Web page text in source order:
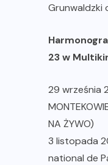
Grunwaldzki
23 w
29 września
NA ŻYWO)
3 listopada
national de